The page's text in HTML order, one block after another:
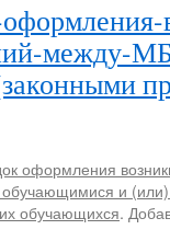
между-
оформления
и
обучающихся.